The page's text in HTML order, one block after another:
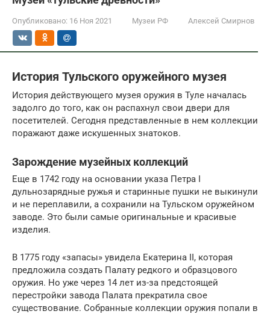
Опубликовано: 16 Ноя 2021 Музеи РФ Алексей Смирнов
История Тульского оружейного музея
История действующего музея оружия в Туле началась
задолго до того, как он распахнул свои двери для
посетителей. Сегодня представленные в нем коллекции
поражают даже искушенных знатоков.
Зарождение музейных коллекций
Еще в 1742 году на основании указа Петра I
дульнозарядные ружья и старинные пушки не выкинули
и не переплавили, а сохранили на Тульском оружейном
заводе. Это были самые оригинальные и красивые
изделия.
В 1775 году «запасы» увидела Екатерина II, которая
предложила создать Палату редкого и образцового
оружия. Но уже через 14 лет из-за предстоящей
перестройки завода Палата прекратила свое
существование. Собранные коллекции оружия попали в